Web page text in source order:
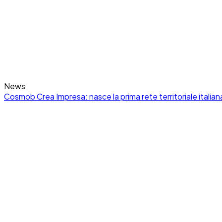
Certificazioni
Amazônia Circular in Italia: cooperazione Italia‑Brasile nel